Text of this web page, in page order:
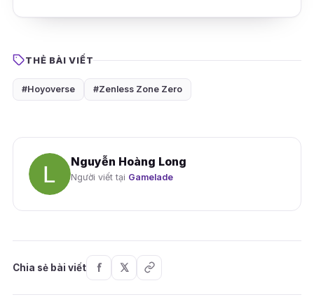
THẺ BÀI VIẾT
#Hoyoverse #Zenless Zone Zero
Nguyễn Hoàng Long
Người viết tại Gamelade
Chia sẻ bài viết